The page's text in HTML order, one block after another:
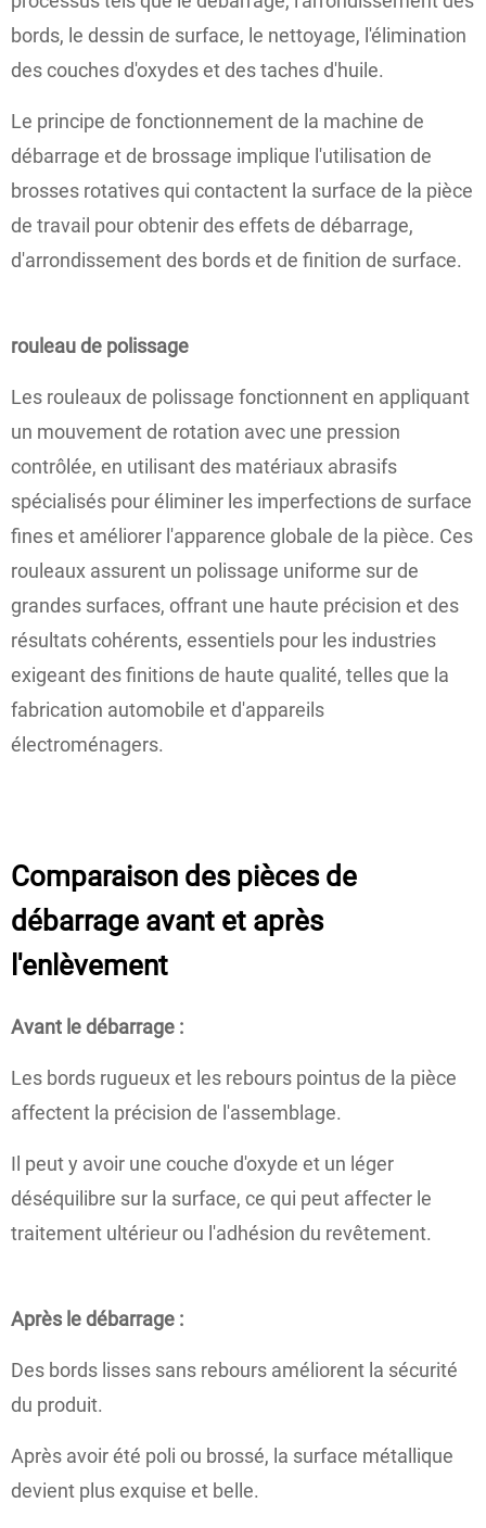
bords, le dessin de surface, le nettoyage, l'élimination
des couches d'oxydes et des taches d'huile.
Le principe de fonctionnement de la machine de
débarrage et de brossage implique l'utilisation de
brosses rotatives qui contactent la surface de la pièce
de travail pour obtenir des effets de débarrage,
d'arrondissement des bords et de finition de surface.
rouleau de polissage
Les rouleaux de polissage fonctionnent en appliquant
un mouvement de rotation avec une pression
contrôlée, en utilisant des matériaux abrasifs
spécialisés pour éliminer les imperfections de surface
fines et améliorer l'apparence globale de la pièce. Ces
rouleaux assurent un polissage uniforme sur de
grandes surfaces, offrant une haute précision et des
résultats cohérents, essentiels pour les industries
exigeant des finitions de haute qualité, telles que la
fabrication automobile et d'appareils
électroménagers.
Comparaison des pièces de
débarrage avant et après
l'enlèvement
Avant le débarrage :
Les bords rugueux et les rebours pointus de la pièce
affectent la précision de l'assemblage.
Il peut y avoir une couche d'oxyde et un léger
déséquilibre sur la surface, ce qui peut affecter le
traitement ultérieur ou l'adhésion du revêtement.
Après le débarrage :
Des bords lisses sans rebours améliorent la sécurité
du produit.
Après avoir été poli ou brossé, la surface métallique
devient plus exquise et belle.